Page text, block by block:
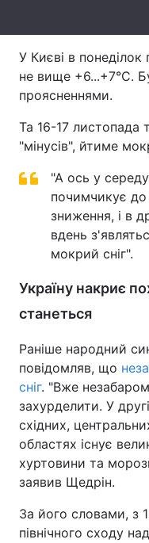
Послуги
Тема оформлення
У Києві в
не вище +6...+7°C.
проясненнями.
Та 16-17 листопада
"мінусів", йтиме
"А ось у
почимчикує
зниження, і в
вдень
мокрий сніг".
Україну накриє
станеться
Раніше народний
повідомляв, що
сніг. "Вже
захурделити. У
східних,
областях існує
хуртовини та
заявив Щедрін.
За його словами, з
північного сходу